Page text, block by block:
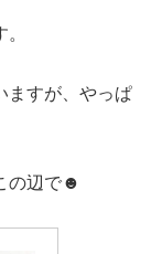
ますが、やっぱ
の辺で☻